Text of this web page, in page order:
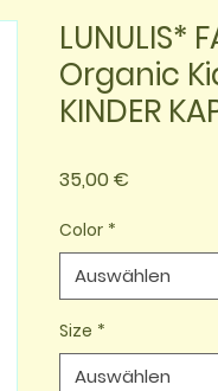
LUNULIS*
Organic
KINDER
35,00 €
Color *
Auswählen
Size *
Auswählen